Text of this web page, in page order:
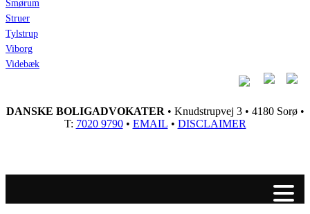
Smørum
Struer
Tylstrup
Viborg
Videbæk
DANSKE BOLIGADVOKATER • Knudstrupvej 3 • 4180 Sorø •
T: 7020 9790• EMAIL • DISCLAIMER